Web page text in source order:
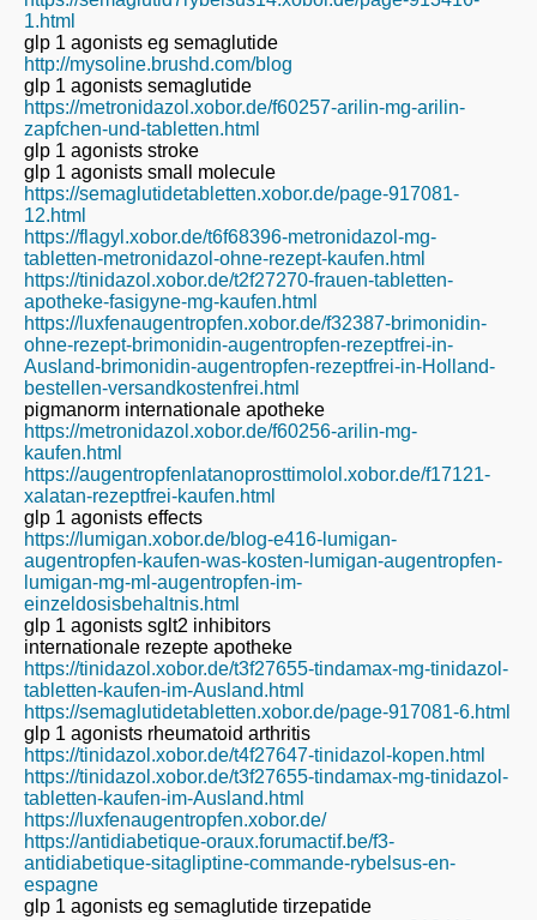
1.html
glp 1 agonists eg semaglutide
http://mysoline.brushd.com/blog
glp 1 agonists semaglutide
https://metronidazol.xobor.de/f60257-arilin-mg-arilin-
zapfchen-und-tabletten.html
glp 1 agonists stroke
glp 1 agonists small molecule
https://semaglutidetabletten.xobor.de/page-917081-
12.html
https://flagyl.xobor.de/t6f68396-metronidazol-mg-
tabletten-metronidazol-ohne-rezept-kaufen.html
https://tinidazol.xobor.de/t2f27270-frauen-tabletten-
apotheke-fasigyne-mg-kaufen.html
https://luxfenaugentropfen.xobor.de/f32387-brimonidin-
ohne-rezept-brimonidin-augentropfen-rezeptfrei-in-
Ausland-brimonidin-augentropfen-rezeptfrei-in-Holland-
bestellen-versandkostenfrei.html
pigmanorm internationale apotheke
https://metronidazol.xobor.de/f60256-arilin-mg-
kaufen.html
https://augentropfenlatanoprosttimolol.xobor.de/f17121-
xalatan-rezeptfrei-kaufen.html
glp 1 agonists effects
https://lumigan.xobor.de/blog-e416-lumigan-
augentropfen-kaufen-was-kosten-lumigan-augentropfen-
lumigan-mg-ml-augentropfen-im-
einzeldosisbehaltnis.html
glp 1 agonists sglt2 inhibitors
internationale rezepte apotheke
https://tinidazol.xobor.de/t3f27655-tindamax-mg-tinidazol-
tabletten-kaufen-im-Ausland.html
https://semaglutidetabletten.xobor.de/page-917081-6.html
glp 1 agonists rheumatoid arthritis
https://tinidazol.xobor.de/t4f27647-tinidazol-kopen.html
https://tinidazol.xobor.de/t3f27655-tindamax-mg-tinidazol-
tabletten-kaufen-im-Ausland.html
https://luxfenaugentropfen.xobor.de/
https://antidiabetique-oraux.forumactif.be/f3-
antidiabetique-sitagliptine-commande-rybelsus-en-
espagne
glp 1 agonists eg semaglutide tirzepatide